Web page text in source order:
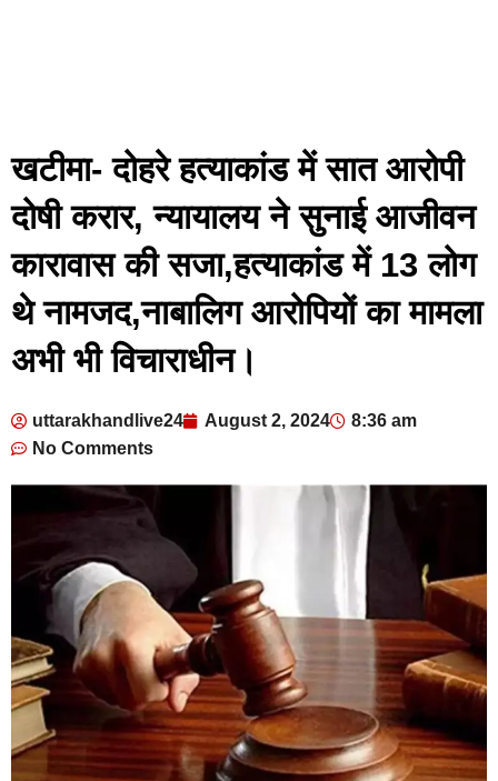
खटीमा- दोहरे हत्याकांड में सात आरोपी
दोषी करार, न्यायालय ने सुनाई आजीवन
कारावास की सजा,हत्याकांड में 13 लोग
थे नामजद,नाबालिग आरोपियों का मामला
अभी भी विचाराधीन।
uttarakhandlive24 August 2, 2024
8:36 am
No Comments